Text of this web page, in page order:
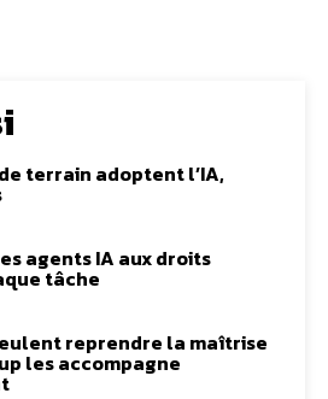
terrain adoptent l’IA,
agents IA aux droits
tâche
reprendre la maîtrise
les accompagne